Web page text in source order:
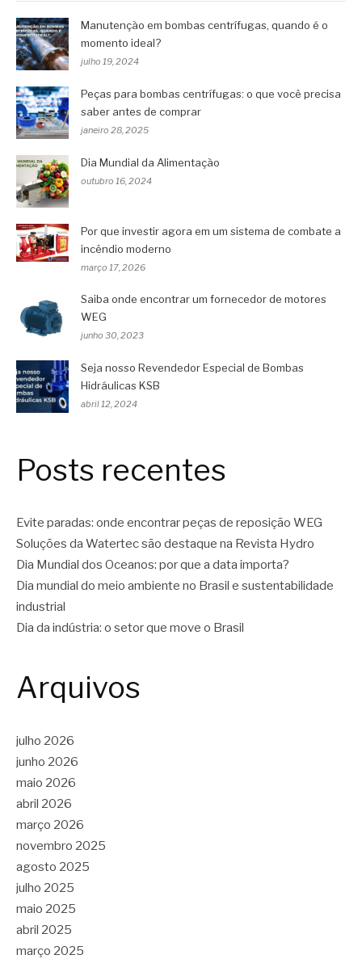
Manutenção em bombas centrífugas, quando é o
momento ideal?
julho 19, 2024
Peças para bombas centrífugas: o que você precisa
saber antes de comprar
janeiro 28, 2025
Dia Mundial da Alimentação
outubro 16, 2024
Por que investir agora em um sistema de combate a
incêndio moderno
março 17, 2026
Saiba onde encontrar um fornecedor de motores
WEG
junho 30, 2023
Seja nosso Revendedor Especial de Bombas
Hidráulicas KSB
abril 12, 2024
Posts recentes
Evite paradas: onde encontrar peças de reposição WEG
Soluções da Watertec são destaque na Revista Hydro
Dia Mundial dos Oceanos: por que a data importa?
Dia mundial do meio ambiente no Brasil e sustentabilidade
industrial
Dia da indústria: o setor que move o Brasil
Arquivos
julho 2026
junho 2026
maio 2026
abril 2026
março 2026
novembro 2025
agosto 2025
julho 2025
maio 2025
abril 2025
março 2025